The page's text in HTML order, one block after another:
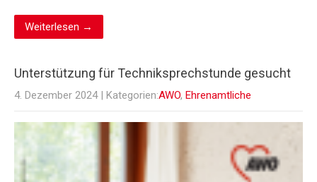
Weiterlesen →
Unterstützung für Techniksprechstunde gesucht
4. Dezember 2024 | Kategorien:AWO, Ehrenamtliche